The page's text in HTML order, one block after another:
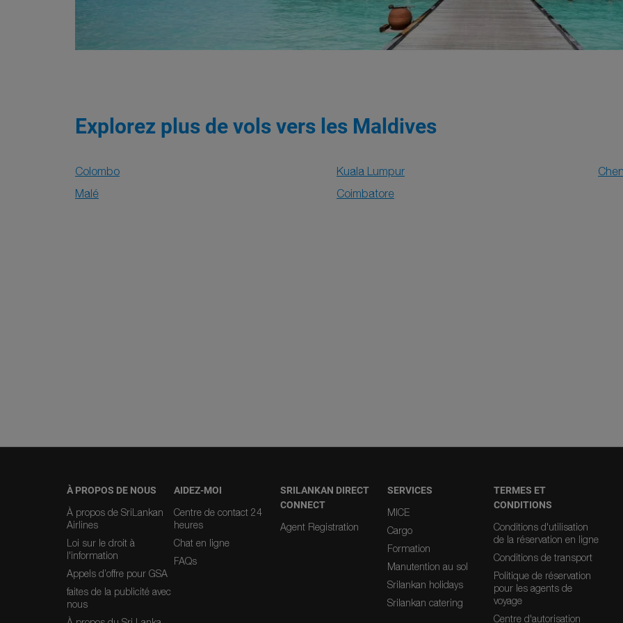
Explorez plus de vols vers les Maldives
Colombo Kuala Lumpur
Malé
Coimbatore
À PROPOS DE NOUS
À propos de SriLankan
Airlines
Loi sur le droit à
l'information
Appels d’offre pour GSA
faites de la publicité avec
nous
AIDEZ-MOI
Centre de contact 24
heures
Chat en ligne
FAQs
SRILANKAN DIRECT
CONNECT
Agent Registration
SERVICES
MICE
Cargo
Formation
Manutention au sol
Srilankan holidays
Srilankan catering
TERMES ET
CONDITIONS
Conditions d'utilisation
de la réservation en ligne
Conditions de transport
Politique de réservation
pour les agents de
voyage
Centre d'autorisation